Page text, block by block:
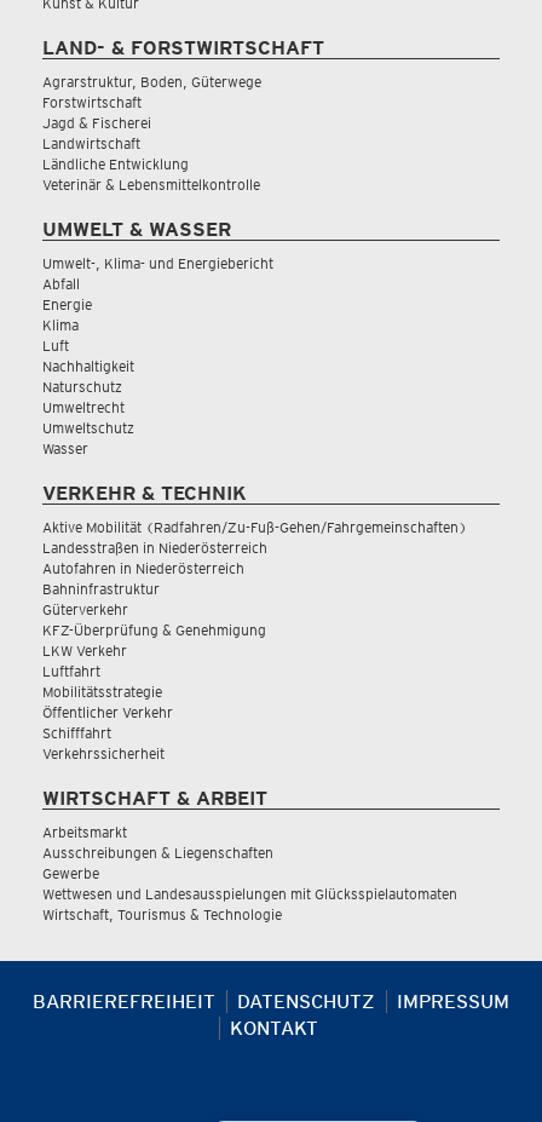
LAND- & FORSTWIRTSCHAFT
Agrarstruktur, Boden, Güterwege
Forstwirtschaft
Jagd & Fischerei
Landwirtschaft
Ländliche Entwicklung
Veterinär & Lebensmittelkontrolle
UMWELT & WASSER
Umwelt-, Klima- und Energiebericht
Abfall
Energie
Klima
Luft
Nachhaltigkeit
Naturschutz
Umweltrecht
Umweltschutz
Wasser
VERKEHR & TECHNIK
Aktive Mobilität (Radfahren/Zu-Fuß-Gehen/Fahrgemeinschaften)
Landesstraßen in Niederösterreich
Autofahren in Niederösterreich
Bahninfrastruktur
Güterverkehr
KFZ-Überprüfung & Genehmigung
LKW Verkehr
Luftfahrt
Mobilitätsstrategie
Öffentlicher Verkehr
Schifffahrt
Verkehrssicherheit
WIRTSCHAFT & ARBEIT
Arbeitsmarkt
Ausschreibungen & Liegenschaften
Gewerbe
Wettwesen und Landesausspielungen mit Glücksspielautomaten
Wirtschaft, Tourismus & Technologie
BARRIEREFREIHEIT DATENSCHUTZ
IMPRESSUM
KONTAKT